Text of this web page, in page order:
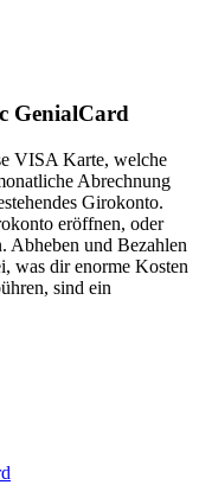
GenialCard
VISA Karte, welche
Abrechnung
Girokonto.
eröffnen, oder
Abheben und Bezahlen
was dir enorme Kosten
sind ein